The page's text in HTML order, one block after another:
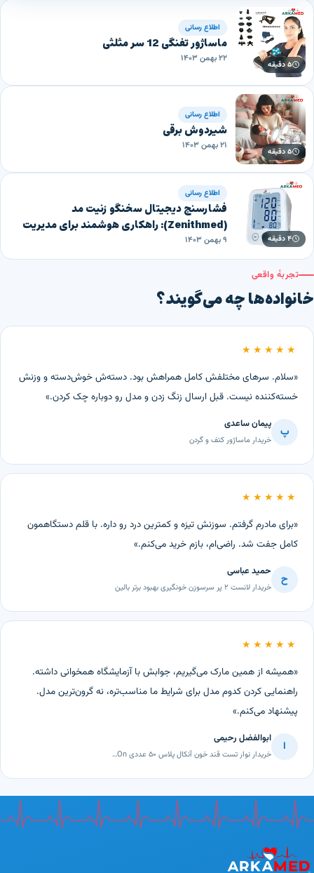
۵ دقیقه
اطلاع رسانی
ماساژور تفنگی 12 سر مثلثی
۲۲ بهمن ۱۴۰۳
۵ دقیقه
اطلاع رسانی
شیردوش برقی
۲۱ بهمن ۱۴۰۳
۴ دقیقه
اطلاع رسانی
فشارسنج دیجیتال سخنگو زنیت مد
(Zenithmed): راهکاری هوشمند برای مدیریت
سلامت
۹ بهمن ۱۴۰۳
تجربهٔ واقعی
خانواده‌ها چه می‌گویند؟
★★★★★
«سلام. سرهای مختلفش کامل همراهش بود. دسته‌ش خوش‌دسته و وزنش
خسته‌کننده نیست. قبل ارسال زنگ زدن و مدل رو دوباره چک کردن.»
پ
پیمان ساعدی
خریدار ماساژور کتف و گردن
★★★★★
«برای مادرم گرفتم. سوزنش تیزه و کمترین درد رو داره. با قلم دستگاهمون
کامل جفت شد. راضی‌ام، بازم خرید می‌کنم.»
ح
حمید عباسی
خریدار لانست ۲ پر سرسوزن خونگیری بهبود برتر بالین
★★★★★
«همیشه از همین مارک می‌گیریم، جوابش با آزمایشگاه همخوانی داشته.
راهنمایی کردن کدوم مدل برای شرایط ما مناسب‌تره، نه گرون‌ترین مدل.
پیشنهاد می‌کنم.»
ا
ابوالفضل رحیمی
خریدار نوار تست قند خون آنکال پلاس ۵۰ عددی On…